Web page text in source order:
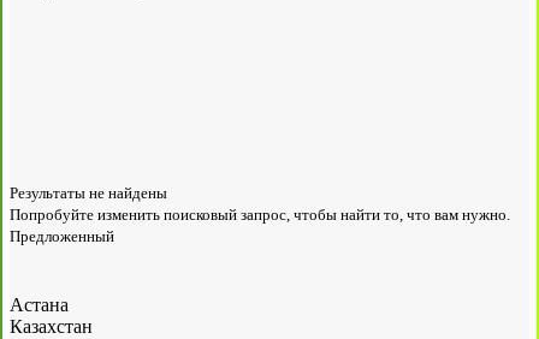
Результаты не найдены
Попробуйте изменить поисковый запрос, чтобы найти то, что вам нужно.
Предложенный
Астана
Казахстан